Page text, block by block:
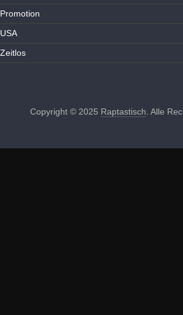
Promotion
USA
Zeitlos
Copyright © 2025 Raptastisch. Alle